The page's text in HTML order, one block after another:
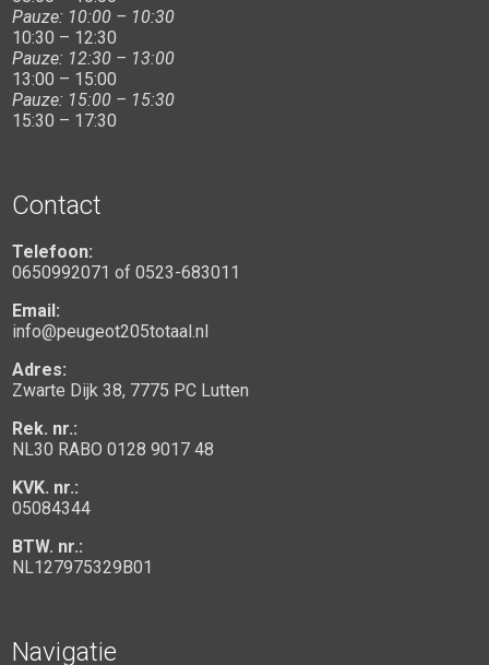
Pauze: 10:00 – 10:30
10:30 – 12:30
Pauze: 12:30 – 13:00
13:00 – 15:00
Pauze: 15:00 – 15:30
15:30 – 17:30
Contact
Telefoon:
0650992071 of0523-683011
Email:
info@peugeot205totaal.nl
Adres:
Zwarte Dijk 38, 7775 PC Lutten
Rek. nr.:
NL30 RABO 0128 9017 48
KVK. nr.:
05084344
BTW. nr.:
NL127975329B01
Navigatie